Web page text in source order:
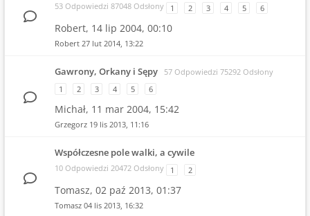
53 Odpowiedzi 87048 Odsłony 1 2 3 4 5 6
Robert, 14 lip 2004, 00:10
Robert 27 lut 2014, 13:22
Gawrony, Orkany i Sępy
57 Odpowiedzi 75292 Odsłony
1
2 3 4 5 6
Michał, 11 mar 2004, 15:42
Grzegorz 19 lis 2013, 11:16
Współczesne pole walki, a cywile
10 Odpowiedzi 20472 Odsłony 1 2
Tomasz, 02 paź 2013, 01:37
Tomasz 04 lis 2013, 16:32